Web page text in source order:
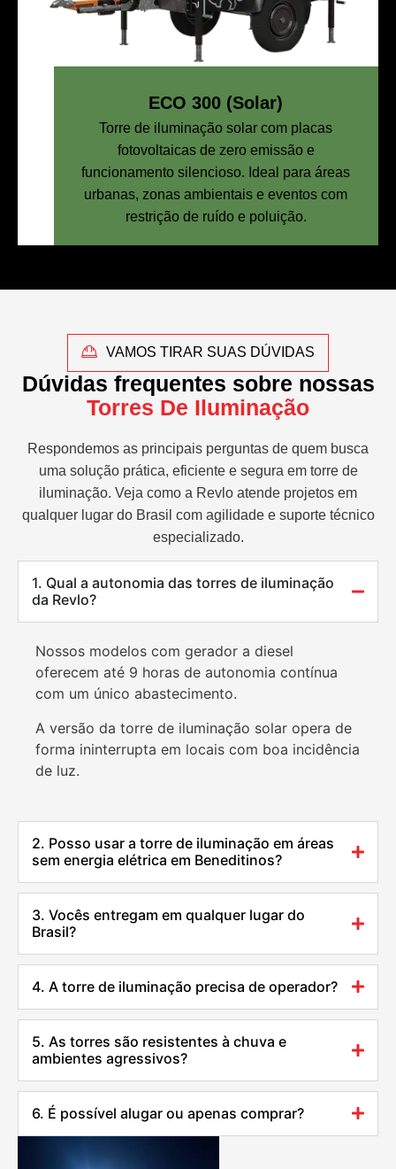
ECO 300 (Solar)
Torre de iluminação solar com placas
fotovoltaicas de zero emissão e
funcionamento silencioso. Ideal para áreas
urbanas, zonas ambientais e eventos com
restrição de ruído e poluição.
VAMOS TIRAR SUAS DÚVIDAS
Dúvidas frequentes sobre nossas
Torres De Iluminação
Respondemos as principais perguntas de quem busca
uma solução prática, eficiente e segura em torre de
iluminação. Veja como a Revlo atende projetos em
qualquer lugar do Brasil com agilidade e suporte técnico
especializado.
1. Qual a autonomia das torres de iluminação
da Revlo?
Nossos modelos com gerador a diesel
oferecem até 9 horas de autonomia contínua
com um único abastecimento.
A versão da torre de iluminação solar opera de
forma ininterrupta em locais com boa incidência
de luz.
2. Posso usar a torre de iluminação em áreas
sem energia elétrica em Beneditinos?
3. Vocês entregam em qualquer lugar do
Brasil?
4. A torre de iluminação precisa de operador?
5. As torres são resistentes à chuva e
ambientes agressivos?
6. É possível alugar ou apenas comprar?